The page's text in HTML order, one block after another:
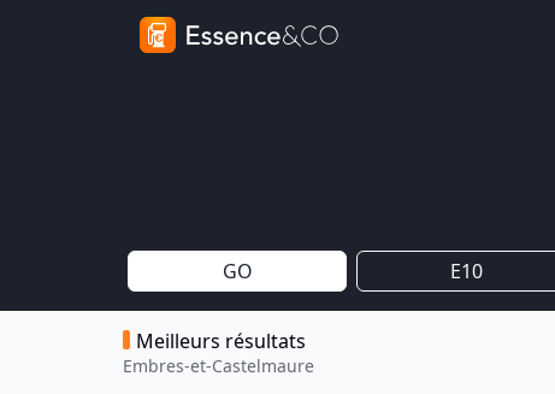
GO E10
Meilleurs résultats
Embres-et-Castelmaure